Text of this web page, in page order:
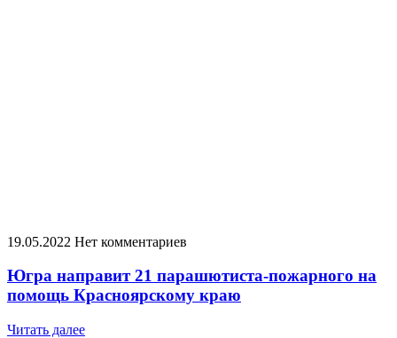
19.05.2022 Нет комментариев
Югра направит 21 парашютиста-пожарного на
помощь Красноярскому краю
Читать далее